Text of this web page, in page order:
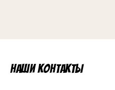
Наши контакты